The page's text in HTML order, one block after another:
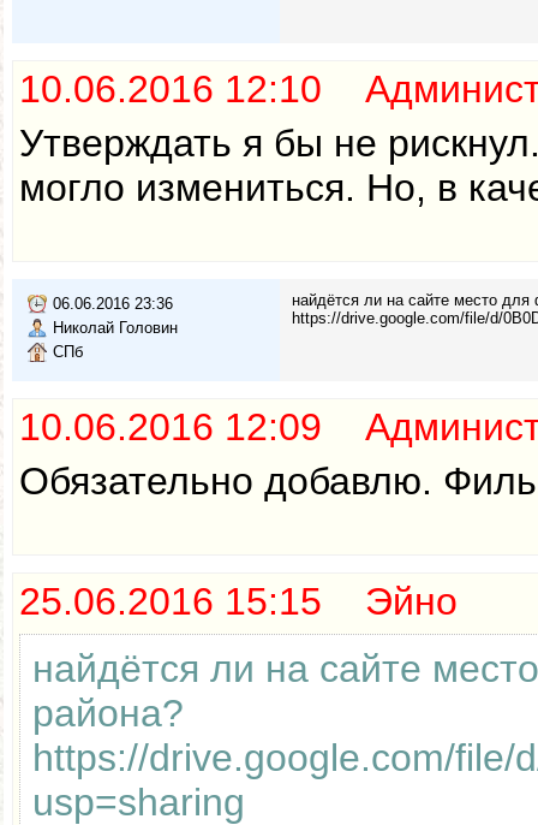
10.06.2016 12:10
Утверждать я бы не
могло измениться. Но, в
06.06.2016 23:36
Николай Головин
СПб
найдётся ли на сайте место
https://drive.google.com/file/d/
10.06.2016 12:09
Обязательно добавлю.
25.06.2016 15:15 Эйно
найдётся ли на сайте
района?
https://drive.google.com/file/
usp=sharing